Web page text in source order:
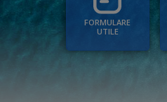
FORMULARE
UTILE